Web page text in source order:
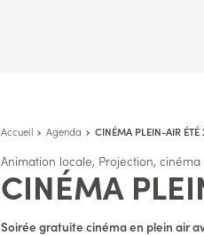
Accueil Agenda CINÉMA PLEIN-AIR ÉTÉ
Animation locale, Projection, cinéma
CINÉMA
Soirée gratuite cinéma en plein air